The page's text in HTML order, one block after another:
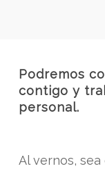
Podremos
contigo y
personal.
Al vernos,